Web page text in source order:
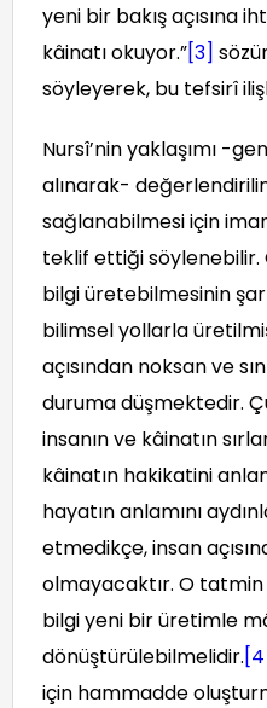
yeni bir bakış açısına
kâinatı okuyor.”[3]
söyleyerek, bu tefsirî
Nursî’nin yaklaşımı -
alınarak-
sağlanabilmesi için
teklif ettiği söylenebilir.
bilgi üretebilmesinin
bilimsel yollarla
açısından noksan ve
duruma düşmektedir.
insanın ve kâinatın
kâinatın hakikatini
hayatın anlamını
etmedikçe, insan
olmayacaktır. O tatmin
bilgi yeni bir üretimle
dönüştürülebilmelidir.
için hammadde